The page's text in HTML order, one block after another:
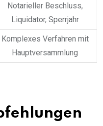
Notarieller Beschluss,
Liquidator, Sperrjahr
Komplexes Verfahren mit
Hauptversammlung